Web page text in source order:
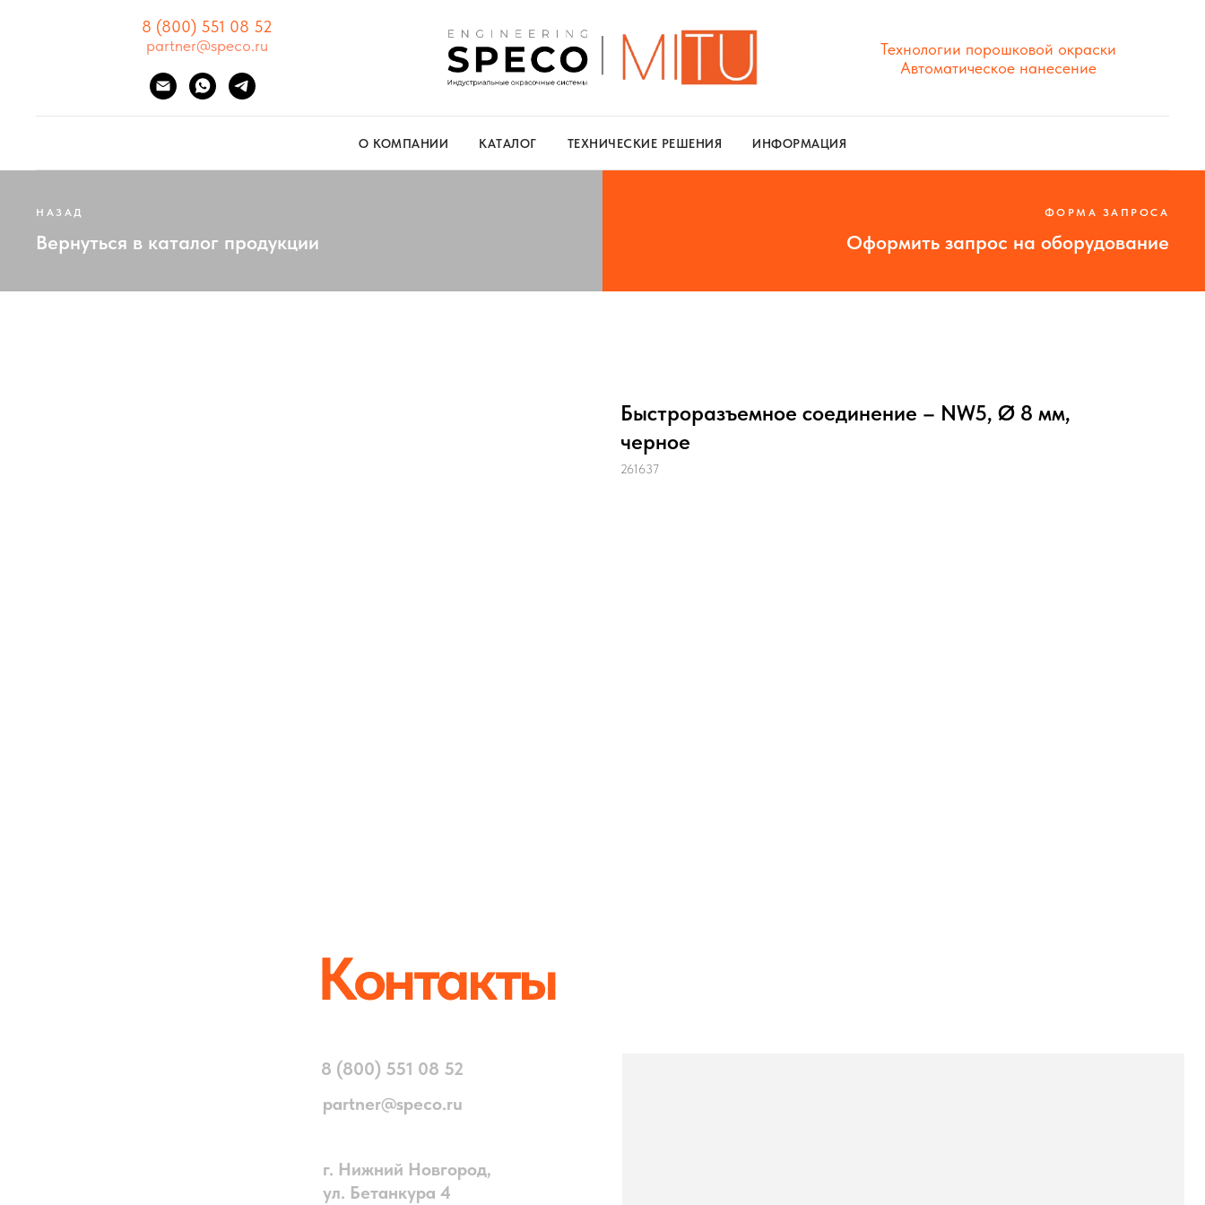
8 (800) 551 08 52
partner@speco.ru
Технологии порошковой окраски
Автоматическое нанесение
О КОМПАНИИ КАТАЛОГ ТЕХНИЧЕСКИЕ РЕШЕНИЯ ИНФОРМАЦИЯ
НАЗАД
Вернуться в каталог продукции
ФОРМА ЗАПРОСА
Оформить запрос на оборудование
Быстроразъемное соединение – NW5, Ø 8 мм,
черное
261637
8 (800) 551 08 52
ул. Бетанкура 4
WhatsApp
RuTube
partner@speco.ru